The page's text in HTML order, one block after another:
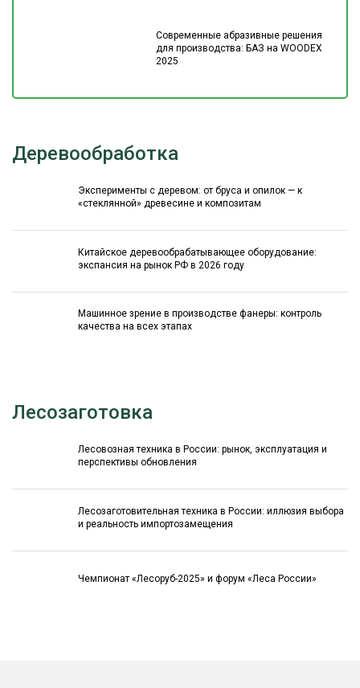
Современные абразивные решения
для производства: БАЗ на WOODEX
2025
Деревообработка
Эксперименты с деревом: от бруса и опилок — к
«стеклянной» древесине и композитам
Китайское деревообрабатывающее оборудование:
экспансия на рынок РФ в 2026 году
Машинное зрение в производстве фанеры: контроль
качества на всех этапах
Лесозаготовка
Лесовозная техника в России: рынок, эксплуатация и
перспективы обновления
Лесозаготовительная техника в России: иллюзия выбора
и реальность импортозамещения
Чемпионат «Лесоруб-2025» и форум «Леса России»